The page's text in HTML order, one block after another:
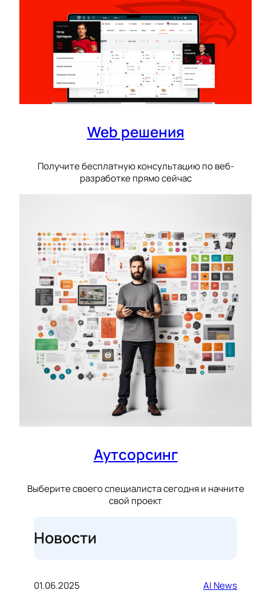
Web решения
Получите бесплатную консультацию по веб-
разработке прямо сейчас
Аутсорсинг
Выберите своего специалиста сегодня и начните
свой проект
Новости
01.06.2025 AI News